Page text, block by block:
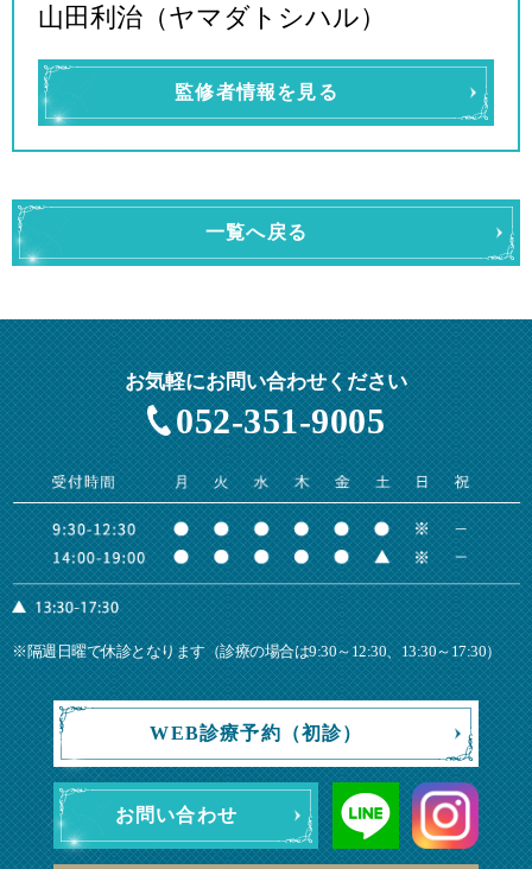
山田利治（ヤマダトシハル）
監修者情報を見る
一覧へ戻る
お気軽にお問い合わせください
052-351-9005
※隔週日曜で休診となります（診療の場合は9:30～12:30、13:30～17:30）
WEB診療予約（初診）
お問い合わせ